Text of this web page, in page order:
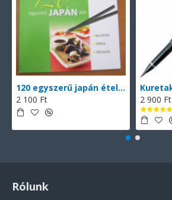
120 egyszerű japán étel (magyarul)
2 100 Ft
2 900 Ft
Rólunk